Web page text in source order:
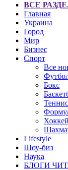
ВСЕ
Главная
Украина
Город
Мир
Бизнес
Спорт
Все
Бокс
Теннис
Хоккей
Lifestyle
Шоу-биз
Наука
БЛОГИ